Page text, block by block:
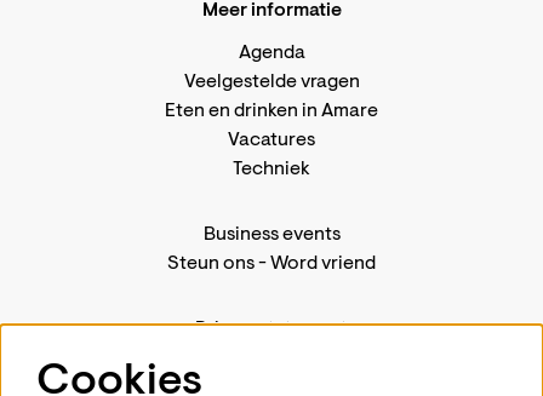
Meer informatie
Agenda
Veelgestelde vragen
Eten en drinken in Amare
Vacatures
Techniek
Business events
Steun ons-Word vriend
Privacystatement
Cookies